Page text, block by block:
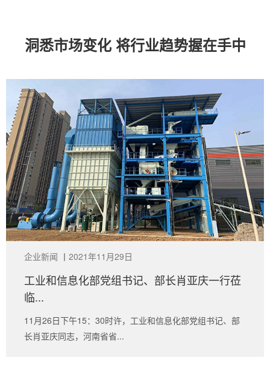
洞悉市场变化 将行业趋势握在手中
企业新闻 丨 2021年11月29日
工业和信息化部党组书记、部长肖亚庆一行莅
临...
11月26日下午15：30时许，工业和信息化部党组书记、部
长肖亚庆同志，河南省省...